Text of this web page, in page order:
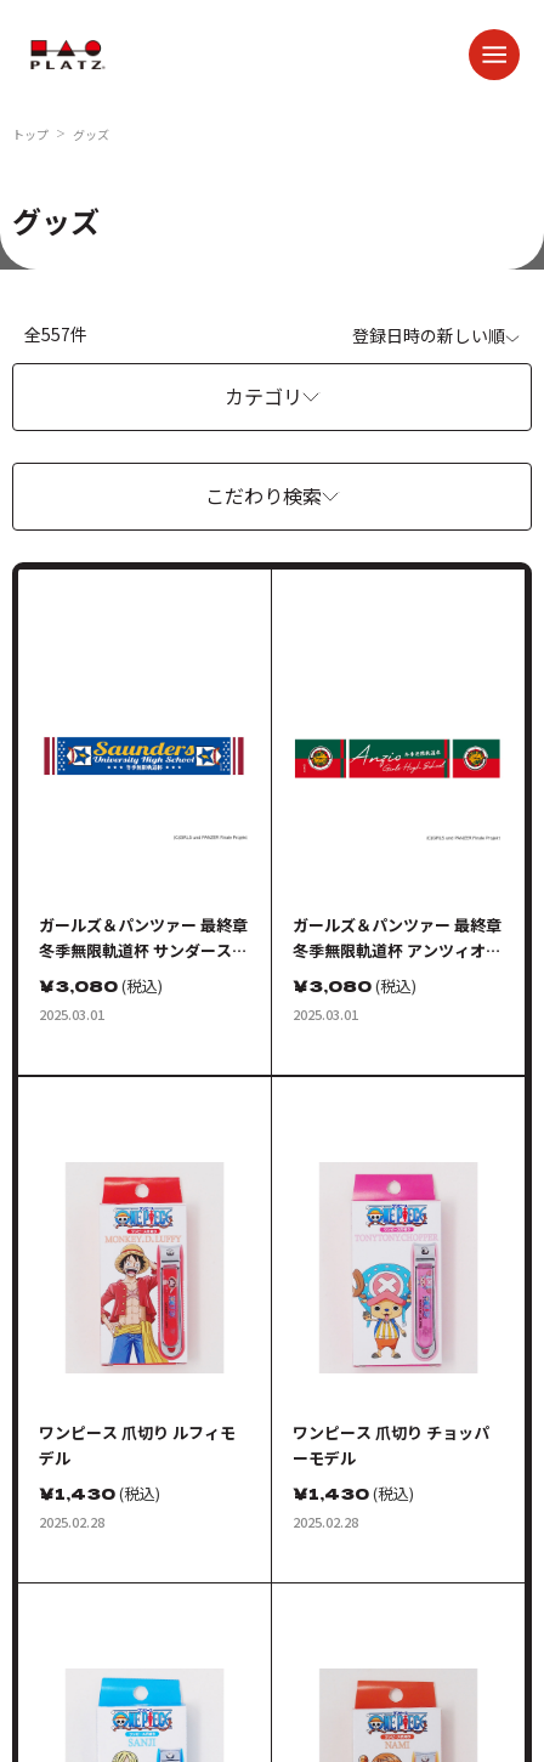
トップ ＞ グッズ
グッズ
カテゴリ
こだわり検索
全557件 登録日時の新しい順
ガールズ＆パンツァー 最終章
冬季無限軌道杯 サンダース大
学付属高校 応援タオル
￥3,080(税込)
2025.03.01
ガールズ＆パンツァー 最終章
冬季無限軌道杯 アンツィオ高
校 応援タオル
￥3,080(税込)
2025.03.01
ワンピース 爪切り ルフィモ
デル
￥1,430(税込)
2025.02.28
ワンピース 爪切り チョッパ
ーモデル
￥1,430(税込)
2025.02.28